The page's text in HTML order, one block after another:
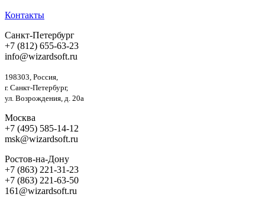
Контакты
Санкт-Петербург
+7 (812) 655-63-23
info@wizardsoft.ru
198303, Россия,
г. Санкт-Петербург,
ул. Возрождения, д. 20а
Москва
+7 (495) 585-14-12
msk@wizardsoft.ru
Ростов-на-Дону
+7 (863) 221-31-23
+7 (863) 221-63-50
161@wizardsoft.ru